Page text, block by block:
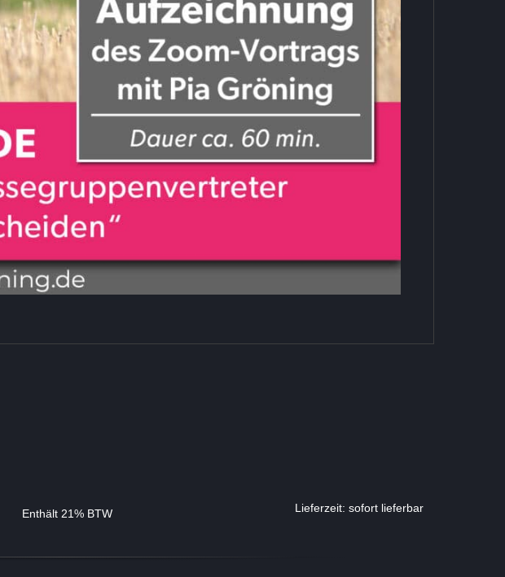
Enthält 21% BTW Lieferzeit: sofort lieferbar